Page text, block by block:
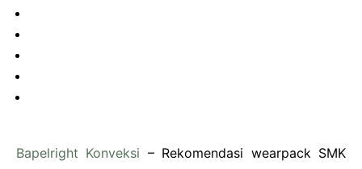
Bapelright Konveksi – Rekomendasi wearpack SMK